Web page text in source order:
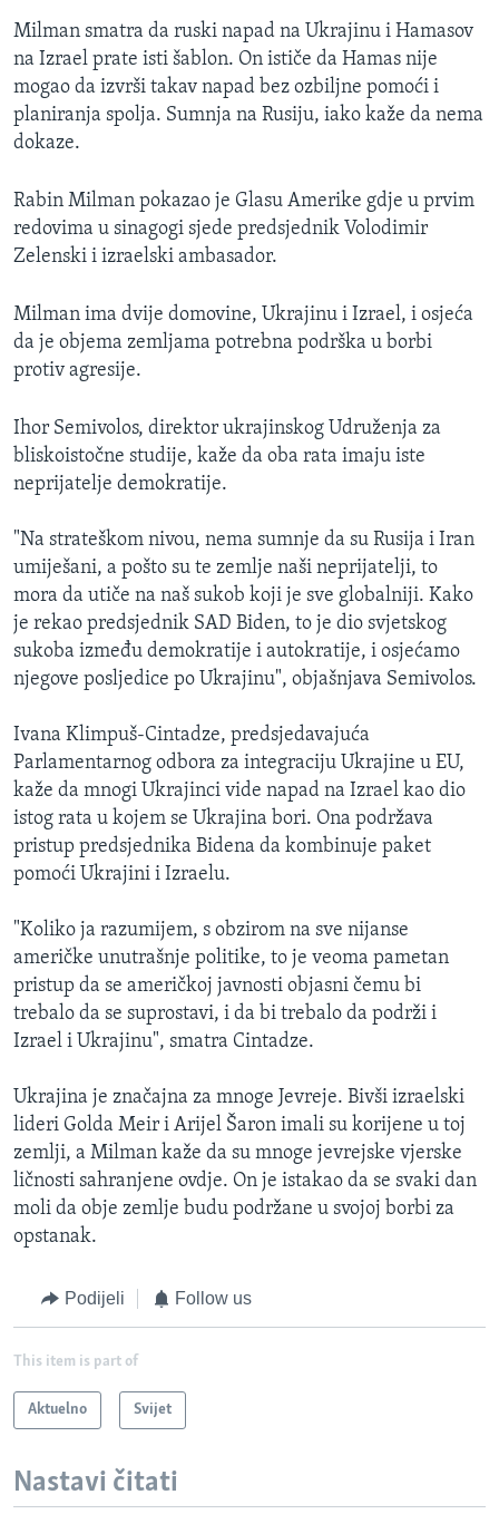
Milman smatra da ruski napad na Ukrajinu i Hamasov
na Izrael prate isti šablon. On ističe da Hamas nije
mogao da izvrši takav napad bez ozbiljne pomoći i
planiranja spolja. Sumnja na Rusiju, iako kaže da nema
dokaze.
Rabin Milman pokazao je Glasu Amerike gdje u prvim
redovima u sinagogi sjede predsjednik Volodimir
Zelenski i izraelski ambasador.
Milman ima dvije domovine, Ukrajinu i Izrael, i osjeća
da je objema zemljama potrebna podrška u borbi
protiv agresije.
Ihor Semivolos, direktor ukrajinskog Udruženja za
bliskoistočne studije, kaže da oba rata imaju iste
neprijatelje demokratije.
"Na strateškom nivou, nema sumnje da su Rusija i Iran
umiješani, a pošto su te zemlje naši neprijatelji, to
mora da utiče na naš sukob koji je sve globalniji. Kako
je rekao predsjednik SAD Biden, to je dio svjetskog
sukoba između demokratije i autokratije, i osjećamo
njegove posljedice po Ukrajinu", objašnjava Semivolos.
Ivana Klimpuš-Cintadze, predsjedavajuća
Parlamentarnog odbora za integraciju Ukrajine u EU,
kaže da mnogi Ukrajinci vide napad na Izrael kao dio
istog rata u kojem se Ukrajina bori. Ona podržava
pristup predsjednika Bidena da kombinuje paket
pomoći Ukrajini i Izraelu.
"Koliko ja razumijem, s obzirom na sve nijanse
američke unutrašnje politike, to je veoma pametan
pristup da se američkoj javnosti objasni čemu bi
trebalo da se suprostavi, i da bi trebalo da podrži i
Izrael i Ukrajinu", smatra Cintadze.
Ukrajina je značajna za mnoge Jevreje. Bivši izraelski
lideri Golda Meir i Arijel Šaron imali su korijene u toj
zemlji, a Milman kaže da su mnoge jevrejske vjerske
ličnosti sahranjene ovdje. On je istakao da se svaki dan
moli da obje zemlje budu podržane u svojoj borbi za
opstanak.
Podijeli Follow us
This item is part of
Aktuelno Svijet
Nastavi čitati